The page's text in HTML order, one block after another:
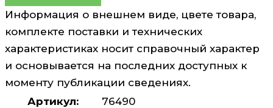
Информация о внешнем виде, цвете товара,
комплекте поставки и технических
характеристиках носит справочный характер
и основывается на последних доступных к
моменту публикации сведениях.
Артикул:
76490